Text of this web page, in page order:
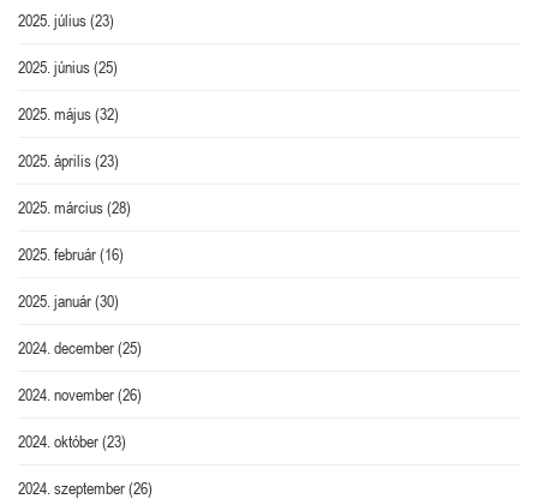
2025. július(23)
2025. június(25)
2025. május(32)
2025. április(23)
2025. március(28)
2025. február(16)
2025. január(30)
2024. december(25)
2024. november(26)
2024. október(23)
2024. szeptember(26)